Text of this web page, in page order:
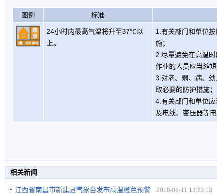
图例 标准
24小时内最高气温将升至37℃以
上。
1.有关部门和单位
施；
2.尽量避免在高温
作业的人员应当缩
3.对老、弱、病、
取必要的防护措施；
4.有关部门和单位
及电线、变压器等
相关新闻
江西省南昌市新建县气象台发布高温橙色预警 2010-08-11 13:23:13